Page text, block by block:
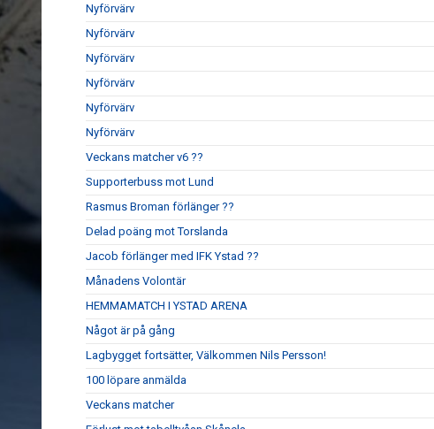
Nyförvärv
Nyförvärv
Nyförvärv
Nyförvärv
Nyförvärv
Nyförvärv
Veckans matcher v6 ??
Supporterbuss mot Lund
Rasmus Broman förlänger ??
Delad poäng mot Torslanda
Jacob förlänger med IFK Ystad ??
Månadens Volontär
HEMMAMATCH I YSTAD ARENA
Något är på gång
Lagbygget fortsätter, Välkommen Nils Persson!
100 löpare anmälda
Veckans matcher